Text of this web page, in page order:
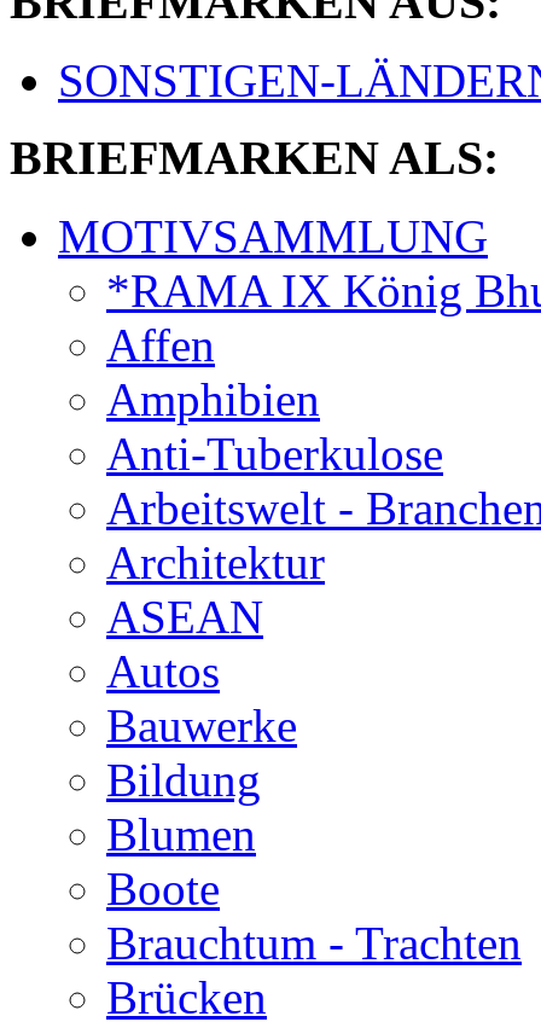
SONSTIGEN-
BRIEFMARKEN ALS:
MOTIVSAMMLUNG
*RAMA IX König
Affen
Amphibien
Anti-Tuberkulose
Arbeitswelt -
Architektur
ASEAN
Autos
Bauwerke
Bildung
Blumen
Boote
Brauchtum - Trachten
Brücken